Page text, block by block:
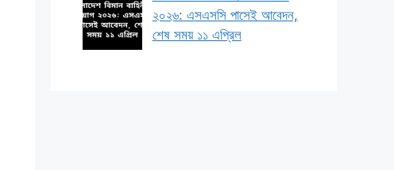
২০২৬: এসএসসি পাসেই আবেদন,
শেষ সময় ১১ এপ্রিল